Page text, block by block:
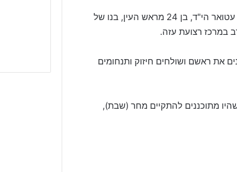
הערב (שישי) דובר צה"ל התיר לפרסום כי לוחם צה"ל רס"ל (במיל') אביתר עטואר הי"ד, בן 24 מראש העין, בנו של
במרכז רצועת עזה.
את ראשם ושולחים חיזוק ותנחומים
מתוכננים להתקיים מחר (שבת),